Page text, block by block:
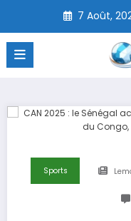
contenu
7 Août,
Sports